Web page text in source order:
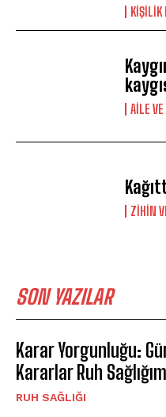
KIŞILIK
AILE
⁠ZIHIN
SON YAZILAR
Karar Yorgunluğu:
Kararlar Ruh
⁠RUH SAĞLIĞI